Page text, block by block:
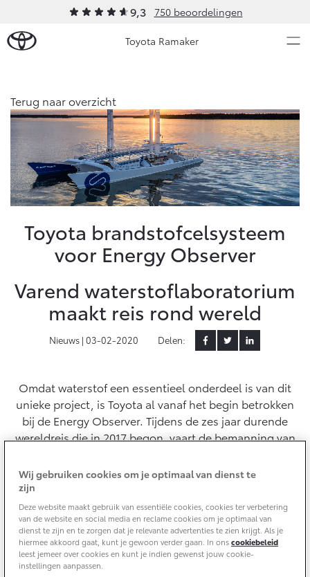
9,3 750 beoordelingen
Toyota Ramaker
Ons bedrijf
Vacatures
Klantbeoordelingen
Contact en Route
Nieuws en Acties
Onderhoud
Werkplaatsafspraak
APK
Aircoservice
Vakantiecheck
Toyota Service Documentatie (SIL)
Schade & Garantie
Toyota Pechhulp
Schade & Glasherstel
Toyota fabrieksgarantie
10 jaar Toyota garantie
10 jaar batterijgarantie
Contact en Route
Schade melden
Contact en route
Terug naar overzicht
Toyota brandstofcelsysteem
voor Energy Observer
Varend waterstoflaboratorium
maakt reis rond wereld
Nieuws | 03-02-2020 Delen:
Omdat waterstof een essentieel onderdeel is van dit
unieke project, is Toyota al vanaf het begin betrokken
bij de Energy Observer. Tijdens de zes jaar durende
wereldreis die in 2017 begon, vaart de bemanning van
de wereld rond. Het elektrisch aangedreven schip van
de toekomst maakt gebruik van diverse vormen van
hernieuwbare energie en een systeem dat CO2-vrij
waterstof produceert uit zeewater.
Wij gebruiken cookies om je optimaal van dienst te
zijn
Deze website maakt gebruik van essentiële cookies, cookies ter verbetering
van de website en social media en reclame cookies om je optimaal van
dienst te zijn en te zorgen dat je relevante advertenties te zien krijgt. Als je
hiermee akkoord gaat, kunt je gewoon verder gaan. In onscookiebeleid
leest jemeer over cookies en kunt je indien gewenst jouw cookie-
instellingen aanpassen.